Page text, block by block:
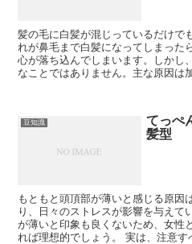
髪の毛に白髪が混じっているだけで
れが鼻毛まで白髪になってしまった
心が落ち込んでしまいます。しかし
なことではありません。主な原因は
豆知識
てっぺ
髪型
もともと頭頂部が薄いと感じる原因
り、日々のストレスが影響を与えて
が薄いと印象も良くないため、女性
れば理想的でしょう。 実は、注意す